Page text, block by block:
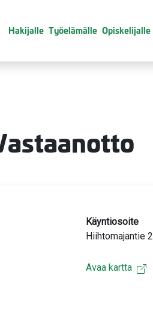
Hakijalle Työelämälle Opiskelijalle
Käyntiosoite
Hiihtomajantie 2
Avaa kartta